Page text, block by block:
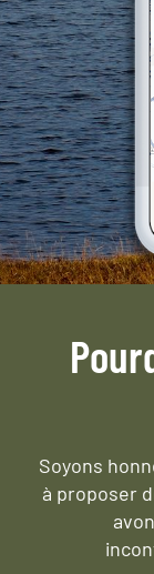
Soyons
à proposer